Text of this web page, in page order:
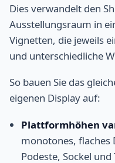
Dies verwandelt den
Ausstellungsraum in
Vignetten, die jeweils
und unterschiedliche
So bauen Sie das
eigenen Display auf:
Plattformhöhen
monotones, flaches
Podeste, Sockel